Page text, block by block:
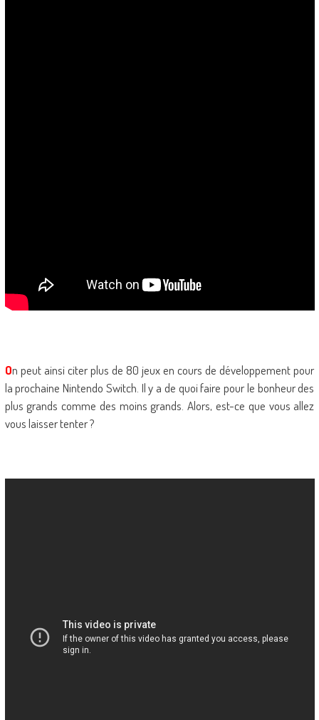
On peut ainsi citer plus de 80 jeux en cours de développement pour
la prochaine Nintendo Switch. Il y a de quoi faire pour le bonheur des
plus grands comme des moins grands. Alors, est-ce que vous allez
vous laisser tenter ?